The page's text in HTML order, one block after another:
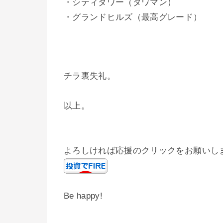
・シティタワー（タワマン）
・グランドヒルズ（最高グレード）
チラ裏失礼。
以上。
よろしければ応援のクリックをお願いし
Be happy!